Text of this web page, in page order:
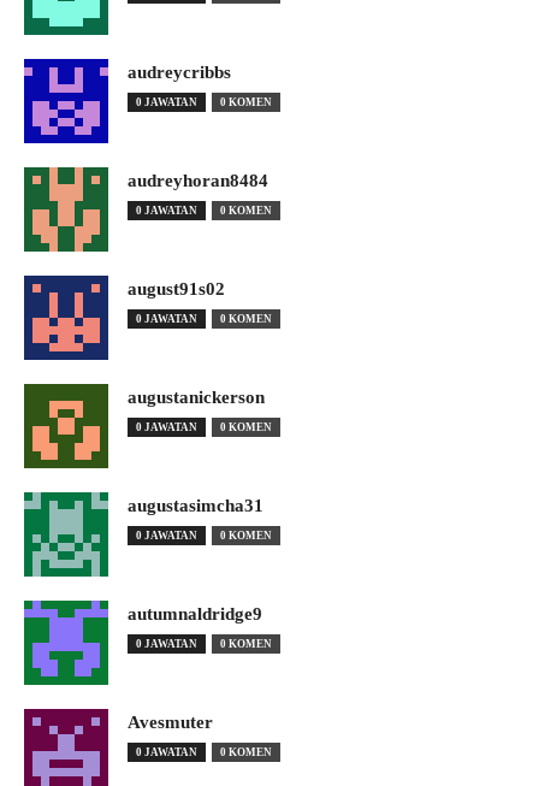
audreycribbs
0 JAWATAN 0 KOMEN
audreyhoran8484
0 JAWATAN 0 KOMEN
august91s02
0 JAWATAN 0 KOMEN
augustanickerson
0 JAWATAN 0 KOMEN
augustasimcha31
0 JAWATAN 0 KOMEN
autumnaldridge9
0 JAWATAN 0 KOMEN
Avesmuter
0 JAWATAN 0 KOMEN